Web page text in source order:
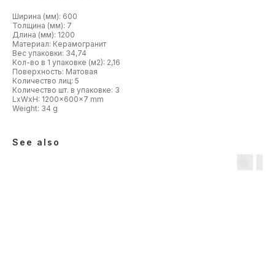
Ширина (мм): 600
Толщина (мм): 7
Длина (мм): 1200
Материал: Керамогранит
Вес упаковки: 34,74
Кол-во в 1 упаковке (м2): 2,16
Поверхность: Матовая
Количество лиц: 5
Количество шт. в упаковке: 3
LxWxH: 1200x600x7 mm
Weight: 34 g
See also